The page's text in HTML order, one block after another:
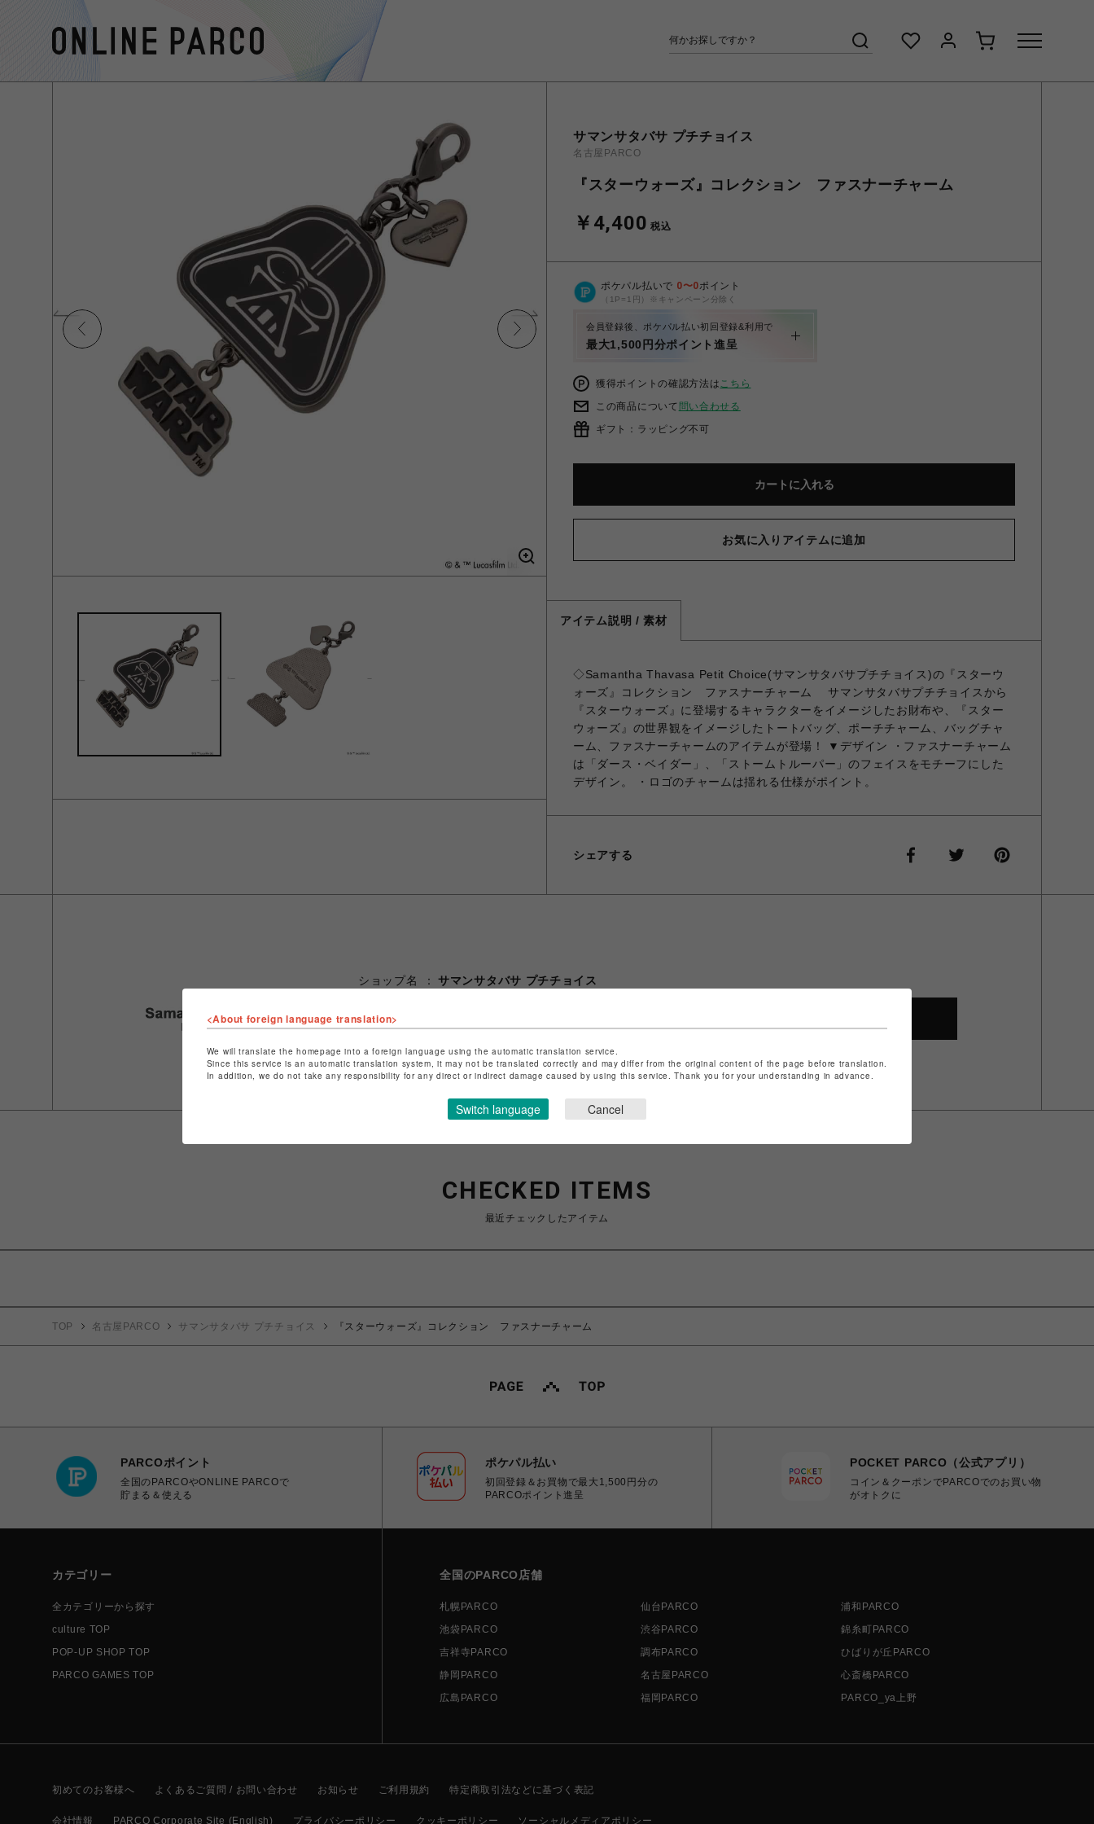
サマンサタバサ プチチョイス
名古屋PARCO
『スターウォーズ』コレクション ファスナーチャーム
￥4,400 税込
ポケパル払いで 0〜0ポイント
（1P=1円）※キャンペーン分除く
会員登録後、ポケパル払い初回登録&利用で
最大1,500円分ポイント進呈
獲得ポイントの確認方法はこちら
この商品について 問い合わせる
ギフト：ラッピング不可
カートに入れる
お気に入りアイテムに追加
アイテム説明 / 素材
◇Samantha Thavasa Petit Choice(サマンサタバサプチチョイス)の『スターウ
ォーズ』コレクション ファスナーチャーム サマンサタバサプチチョイスから
『スターウォーズ』に登場するキャラクターをイメージしたお財布や、『スター
ウォーズ』の世界観をイメージしたトートバッグ、ポーチチャーム、バッグチャ
ーム、ファスナーチャームのアイテムが登場！ ▼デザイン ・ファスナーチャーム
は「ダース・ベイダー」、「ストームトルーパー」のフェイスをモチーフにした
デザイン。 ・ロゴのチャームは揺れる仕様がポイント。
シェアする
ショップ名
サマンサタバサ プチチョイス
ショップお問い合わせは こちら
CHECKED ITEMS
最近チェックしたアイテム
TOP 名古屋PARCO サマンサタバサ プチチョイス 『スターウォーズ』コレクション ファスナーチャーム
PARCOポイント
全国のPARCOやONLINE PARCOで
貯まる＆使える
ポケパル払い
初回登録＆お買物で最大1,500円分の
PARCOポイント進呈
POCKET PARCO（公式アプリ）
コイン＆クーポンでPARCOでのお買い物
がオトクに
カテゴリー
全カテゴリーから探す
culture TOP
POP-UP SHOP TOP
PARCO GAMES TOP
全国のPARCO店舗
札幌PARCO 仙台PARCO
浦和PARCO
池袋PARCO
渋谷PARCO
錦糸町PARCO
吉祥寺PARCO
調布PARCO
ひばりが丘PARCO
静岡PARCO
名古屋PARCO
心斎橋PARCO
広島PARCO
福岡PARCO PARCO_ya上野
初めてのお客様へ よくあるご質問 / お問い合わせ お知らせ ご利用規約 特定商取引法などに基づく表記
会社情報 PARCO Corporate Site (English) プライバシーポリシー クッキーポリシー ソーシャルメディアポリシー
<About foreign language translation>
We will translate the homepage into a foreign language using the automatic translation service.
Since this service is an automatic translation system, it may not be translated correctly and may differ from the original content of the page before translation.
In addition, we do not take any responsibility for any direct or indirect damage caused by using this service. Thank you for your understanding in advance.
Switch language Cancel